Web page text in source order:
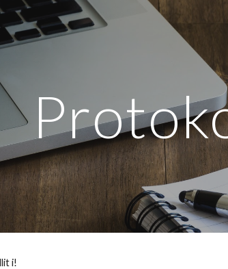
to main content
i!